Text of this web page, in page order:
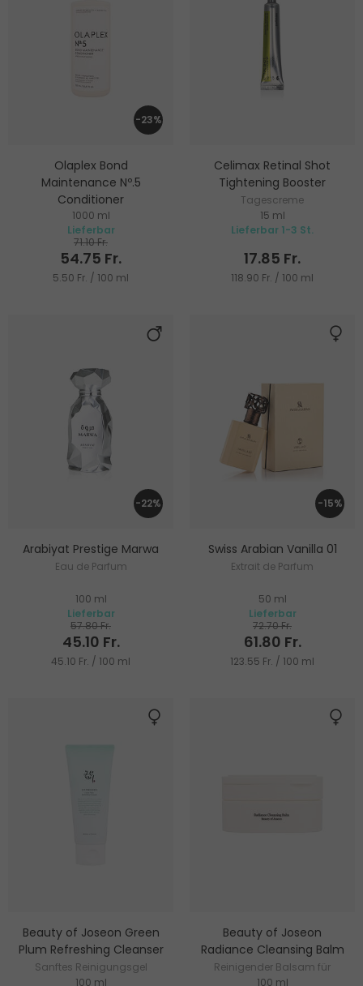
-23%
Olaplex Bond
Maintenance Nº.5
Conditioner
Regenerierender Conditioner
für alle Haartypen
1000 ml
Lieferbar
71.10 Fr.
54.75 Fr.
5.50 Fr. / 100 ml
Celimax Retinal Shot
Tightening Booster
Tagescreme
15 ml
Lieferbar 1-3 St.
17.85 Fr.
118.90 Fr. / 100 ml
-22%
Arabiyat Prestige Marwa
Eau de Parfum
100 ml
Lieferbar
57.80 Fr.
45.10 Fr.
45.10 Fr. / 100 ml
-15%
Swiss Arabian Vanilla 01
Extrait de Parfum
50 ml
Lieferbar
72.70 Fr.
61.80 Fr.
123.55 Fr. / 100 ml
Beauty of Joseon Green
Plum Refreshing Cleanser
Sanftes Reinigungsgel
100 ml
Beauty of Joseon
Radiance Cleansing Balm
Reinigender Balsam für
100 ml